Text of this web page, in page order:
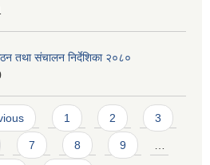
तथा संचालन निर्देशिका २०८०
1 2 3
7 8 9 …